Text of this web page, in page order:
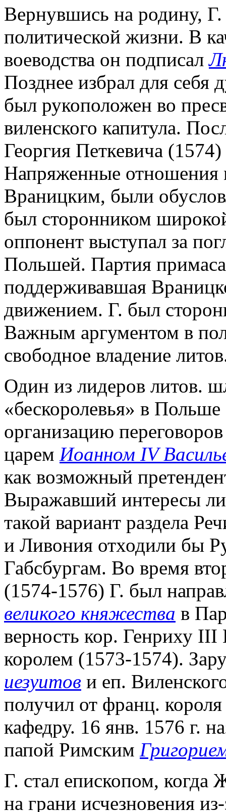
Вернувшись на родину, Г.
политической жизни. В
воеводства он подписал
Позднее избрал для себя
был рукоположен во
виленского капитула.
Георгия Петкевича
Напряженные отношения
Враницким, были
был сторонником
оппонент выступал за
Польшей. Партия
поддерживавшая
движением. Г. был
Важным аргументом в
свободное владение
Один из лидеров литов.
«бескоролевья» в
организацию
царем Иоанном IV
как возможный
Выражавший интересы
такой вариант раздела
и Ливония отходили бы
Габсбургам. Во время
(1574-1576) Г. был
великого княжества в
верность кор. Генриху
королем (1573-1574).
иезуитов и еп.
получил от франц.
кафедру. 16 янв. 1576 г.
папой Римским
Г. стал епископом, когда
на грани исчезновения